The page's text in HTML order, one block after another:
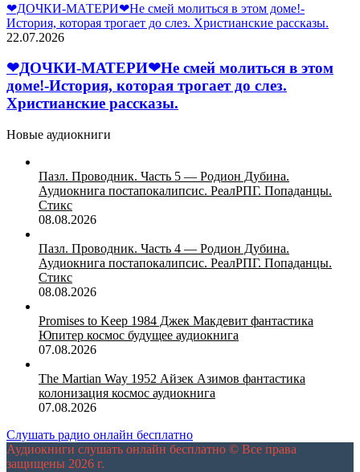
❤ДОЧКИ-МАТЕРИ❤Не смей молиться в этом доме!-
История, которая трогает до слез. Христианские рассказы.
22.07.2026
❤ДОЧКИ-МАТЕРИ❤Не смей молиться в этом
доме!-История, которая трогает до слез.
Христианские рассказы.
Новые аудиокниги
Пазл. Проводник. Часть 5 — Родион Дубина.
Аудиокнига постапокалипсис. РеалРПГ. Попаданцы.
Стикс
08.08.2026
Пазл. Проводник. Часть 4 — Родион Дубина.
Аудиокнига постапокалипсис. РеалРПГ. Попаданцы.
Стикс
08.08.2026
Promises to Keep 1984 Джек Макдевит фантастика
Юпитер космос будущее аудиокнига
07.08.2026
The Martian Way 1952 Айзек Азимов фантастика
колонизация космос аудиокнига
07.08.2026
Слушать радио онлайн бесплатно
Аудиокниги слушать онлайн бесплатно © Все права
защищены 2026 г.